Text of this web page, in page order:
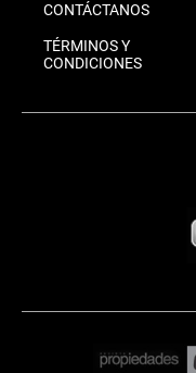
CONTÁCTANOS
TÉRMINOS Y
CONDICIONES